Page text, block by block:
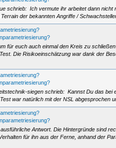
schrieb: Ich vermute ihr arbeitet dann nicht
der bekannten Angriffe /
für euch auch einmal den Kreis zu
Die Risikoeinschätzung war dank der
siegen schrieb: Kannst Du das bei
war natürlich mit der NSL abgesprochen
Antwort. Die Hintergründe sind
für ihn aus der Ferne, anhand der